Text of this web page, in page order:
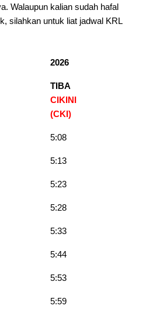
Walaupun kalian sudah hafal
silahkan untuk liat jadwal KRL
2026
TIBA
CIKINI
(CKI)
5:08
5:13
5:23
5:28
5:33
5:44
5:53
5:59